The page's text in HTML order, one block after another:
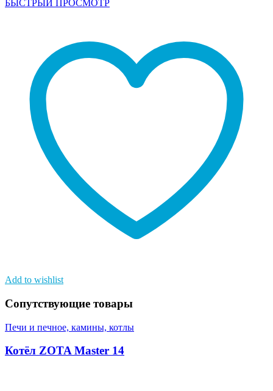
БЫСТРЫЙ ПРОСМОТР
Add to wishlist
Сопутствующие товары
Печи и печное, камины, котлы
Котёл ZOTA Master 14